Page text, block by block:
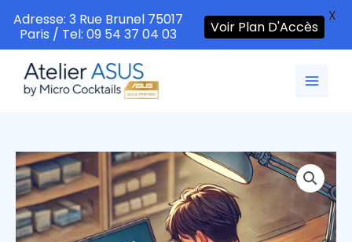
contenu
Adresse: 3 Rue Brunel 75017
Paris / Tel: 09 54 37 04 03
Voir Plan D'Accès
X